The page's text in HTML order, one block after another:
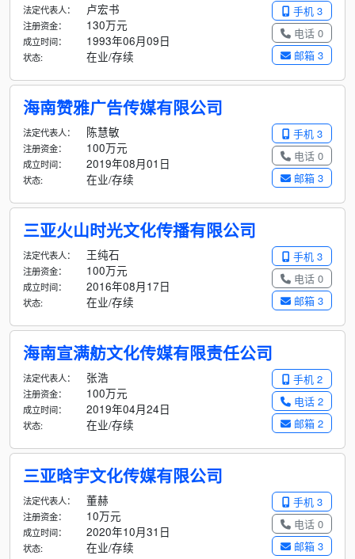
手机 3
电话 0
邮箱 3
法定代表人： 卢宏书
注册资金： 130万元
成立时间： 1993年06月09日
状态: 在业/存续
海南赞雅广告传媒有限公司
手机 3
电话 0
邮箱 3
法定代表人： 陈慧敏
注册资金： 100万元
成立时间： 2019年08月01日
状态: 在业/存续
三亚火山时光文化传播有限公司
手机 3
电话 0
邮箱 3
法定代表人： 王纯石
注册资金： 100万元
成立时间： 2016年08月17日
状态: 在业/存续
海南宣满舫文化传媒有限责任公司
手机 2
电话 2
邮箱 2
法定代表人： 张浩
注册资金： 100万元
成立时间： 2019年04月24日
状态: 在业/存续
三亚晗宇文化传媒有限公司
手机 3
电话 0
邮箱 3
法定代表人： 董赫
注册资金： 10万元
成立时间： 2020年10月31日
状态: 在业/存续